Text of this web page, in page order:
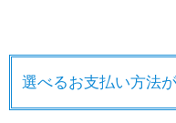
選べるお支払い方法